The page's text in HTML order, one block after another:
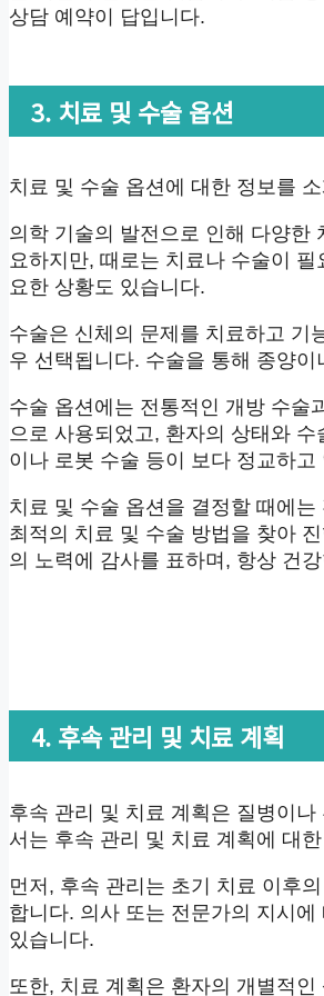
상담 예약이 답입니다.
3. 치료 및 수술 옵션
치료 및 수술 옵션에 대한 정보를
의학 기술의 발전으로 인해 다양한
요하지만, 때로는 치료나 수술이
요한 상황도 있습니다.
수술은 신체의 문제를 치료하고 기
우 선택됩니다. 수술을 통해 종양
수술 옵션에는 전통적인 개방 수술
으로 사용되었고, 환자의 상태와
이나 로봇 수술 등이 보다 정교하
치료 및 수술 옵션을 결정할 때에
최적의 치료 및 수술 방법을 찾아
의 노력에 감사를 표하며, 항상 건
4. 후속 관리 및 치료 계획
후속 관리 및 치료 계획은 질병이
서는 후속 관리 및 치료 계획에 대
먼저, 후속 관리는 초기 치료 이후
합니다. 의사 또는 전문가의 지시
있습니다.
또한, 치료 계획은 환자의 개별적